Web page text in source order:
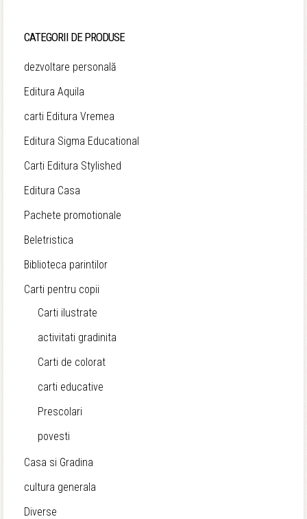
fost:
30,60 lei.
CATEGORII DE PRODUSE
dezvoltare personală
Editura Aquila
carti Editura Vremea
Editura Sigma Educational
Carti Editura Stylished
Editura Casa
Pachete promotionale
Beletristica
Biblioteca parintilor
Carti pentru copii
Carti ilustrate
activitati gradinita
Carti de colorat
carti educative
Prescolari
povesti
Casa si Gradina
cultura generala
Diverse